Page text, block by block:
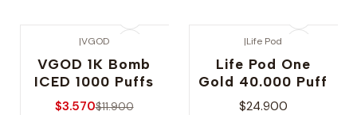
|VGOD
VGOD 1K Bomb
ICED 1000 Puffs
$3.570$11.900
|Life Pod
Life Pod One
Gold 40.000 Puff
$24.900